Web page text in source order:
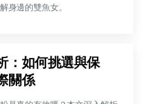
身邊的雙魚女。
：如何挑選與保
關係